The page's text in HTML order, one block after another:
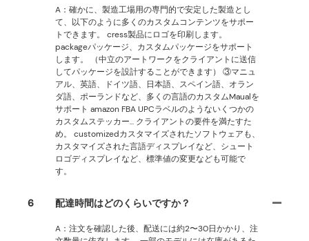
A：確かに、製造工場用の専門的で安定した製造とし
て、以下のように多くのカスタムコンテンツをサポー
トできます。 cress製品にロゴを印刷します。
packageパッケージ、カスタムパッケージをサポート
します。 （中立のアートワークをクライアントに送信
してパッケージを設計することができます） ③マニュ
アル、英語、ドイツ語、日本語、スペイン語、オラン
ダ語、ポーランドなど、多くの言語のカスタムMaualを
サポート amazon FBA UPCラベルのようないくつかの
カスタムステッカー... クライアントの要件を満たすた
め。 customizedカスタマイズされたソフトウェアも、
カスタマイズされた言語ディスプレイなど、シュート
ロゴディスプレイなど、標準値の変更なども可能で
す。
6 配達時間はどのくらいですか？
A：注文を確認した後、配送には約2〜30日かかり、注